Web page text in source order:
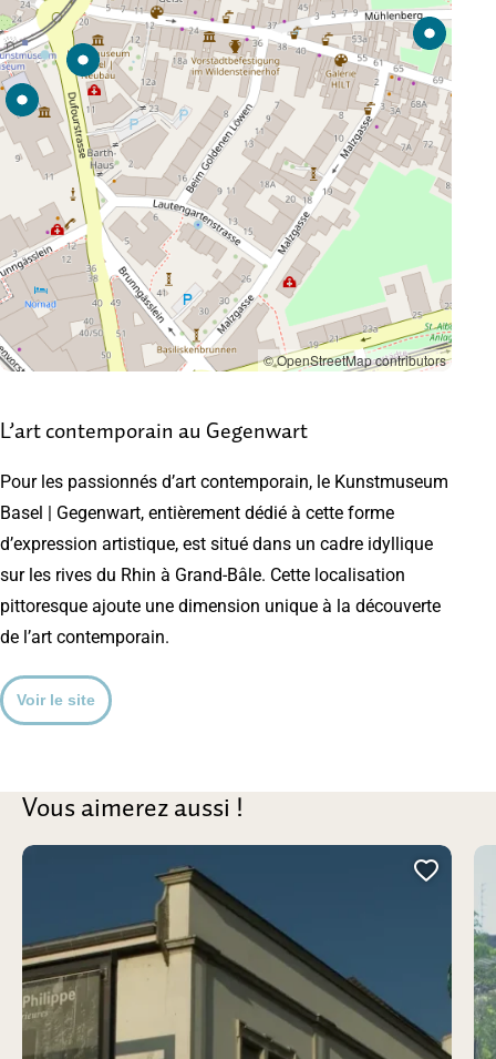
© OpenStreetMap contributors
L’art contemporain au Gegenwart
Pour les passionnés d’art contemporain, le Kunstmuseum
Basel | Gegenwart, entièrement dédié à cette forme
d’expression artistique, est situé dans un cadre idyllique
sur les rives du Rhin à Grand-Bâle. Cette localisation
pittoresque ajoute une dimension unique à la découverte
de l’art contemporain.
Voir le site
Vous aimerez aussi !